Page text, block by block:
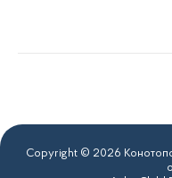
Copyright © 2026